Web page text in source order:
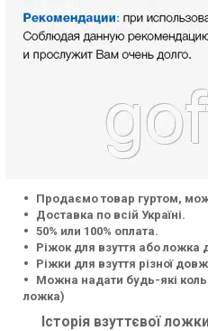
Продаємо товар гуртом,
Доставка по всій Україні.
50% или 100% оплата.
Ріжок для взуття або ложка
Ріжки для взуття різної
Можна надати будь-які
ложка)
Історія взуттєвої